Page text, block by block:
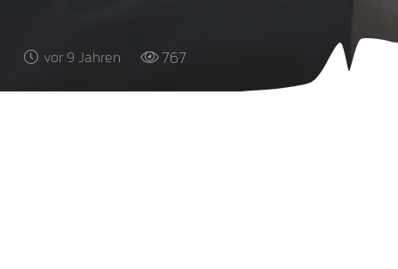
vor 9 Jahren 767